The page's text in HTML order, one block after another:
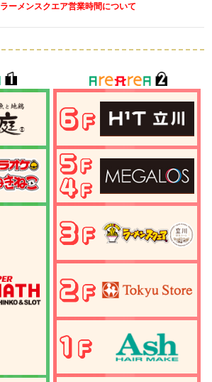
ラーメンスクエア営業時間について